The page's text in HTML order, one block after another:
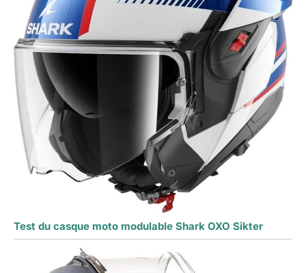
Test du casque moto modulable Shark OXO Sikter